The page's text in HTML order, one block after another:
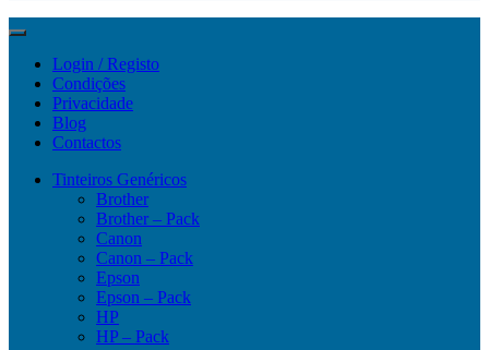
Login / Registo
Condições
Privacidade
Blog
Contactos
Tinteiros Genéricos
Brother
Brother – Pack
Canon
Canon – Pack
Epson
Epson – Pack
HP
HP – Pack